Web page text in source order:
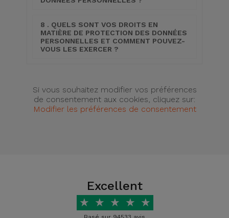
8 . QUELS SONT VOS DROITS EN
MATIÈRE DE PROTECTION DES DONNÉES
PERSONNELLES ET COMMENT POUVEZ-
VOUS LES EXERCER ?
Si vous souhaitez modifier vos préférences
de consentement aux cookies, cliquez sur:
Modifier les préférences de consentement
Excellent
★ ★ ★ ★ ★